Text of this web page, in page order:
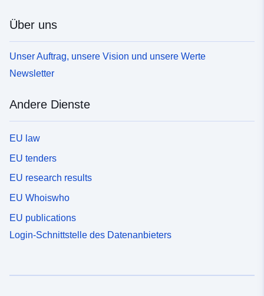
Über uns
Unser Auftrag, unsere Vision und unsere Werte
Newsletter
Andere Dienste
EU law
EU tenders
EU research results
EU Whoiswho
EU publications
Login-Schnittstelle des Datenanbieters